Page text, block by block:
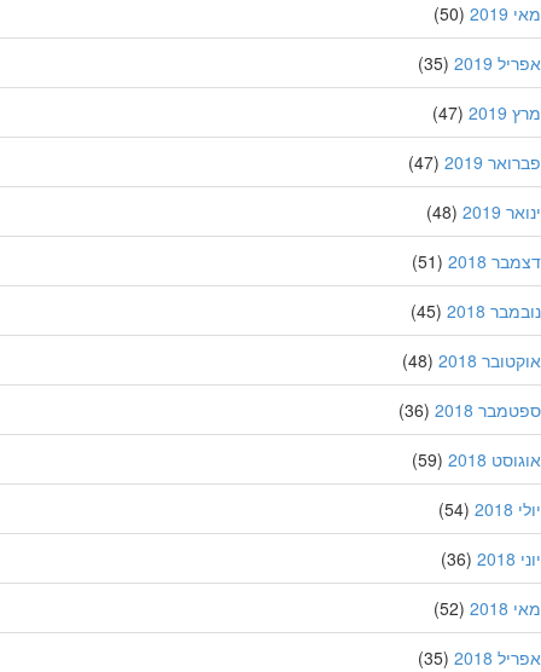
(50)
2019
(35)
(47)
2019
(47)
2019
(48)
2018
(51)
2018
(45)
2018
(48)
2018
(36)
2018
(59)
(54)
(36)
(52)
2018
(35)